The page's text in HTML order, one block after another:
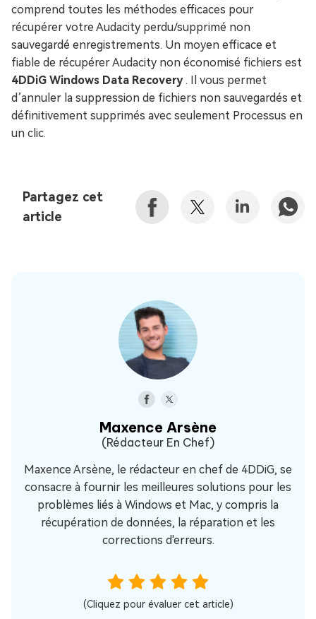
comprend toutes les méthodes efficaces pour
récupérer votre Audacity perdu/supprimé non
sauvegardé enregistrements. Un moyen efficace et
fiable de récupérer Audacity non économisé fichiers est
4DDiG Windows Data Recovery. Il vous permet
d’annuler la suppression de fichiers non sauvegardés et
définitivement supprimés avec seulement Processus en
un clic.
Partagez cet
article
Maxence Arsène
(Rédacteur En Chef)
Maxence Arsène, le rédacteur en chef de 4DDiG, se
consacre à fournir les meilleures solutions pour les
problèmes liés à Windows et Mac, y compris la
récupération de données, la réparation et les
corrections d'erreurs.
(Cliquez pour évaluer cet article)